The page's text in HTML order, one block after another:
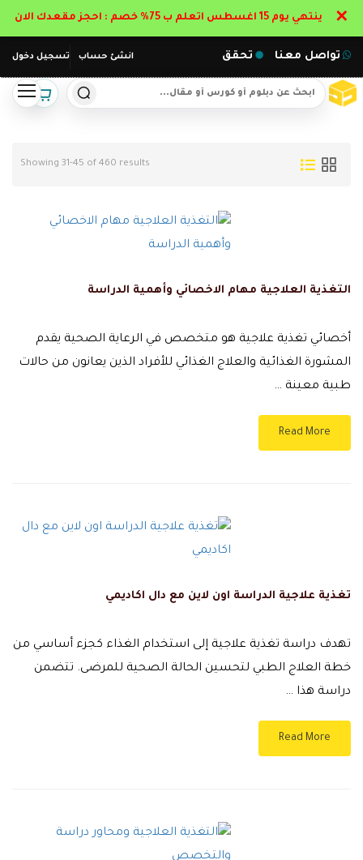
انشئ حساب تسجيل دخول تواصل معنا تحقق
Showing 31-45 of 460 results
التغذية العلاجية مهام الاخصائي وأهمية الدراسة
أخصائي تغذية علاجية هو متخصص في الرعاية الصحية يقدم
المشورة الغذائية والعلاج الغذائي للأفراد الذين يعانون من حالات
طبية معينة …
Read More
تغذية علاجية الدراسة اون لاين مع دال اكاديمي
تهدف دراسة تغذية علاجية إلى استخدام الغذاء كجزء أساسي من
خطة العلاج الطبي لتحسين الحالة الصحية للمرضى. تتضمن
دراسة هذا …
Read More
ينتهي يوم 15 اغسطس اتعلم ب 75% خصم : احجز مقعدك الان ✕